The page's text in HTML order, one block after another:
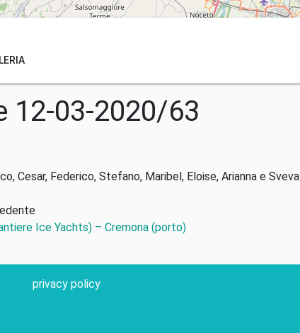
12-03-2020/63
Cesar, Federico, Stefano, Maribel, Eloise, Arianna e Sveva
Ice Yachts) – Cremona (porto)
privacy policy